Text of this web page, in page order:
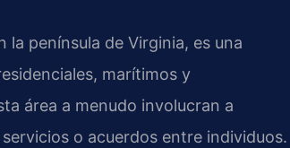
la península de Virginia, es una
marítimos y
área a menudo involucran a
o acuerdos entre individuos.